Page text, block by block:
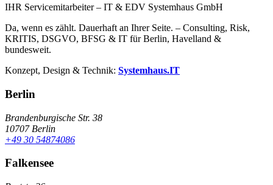
IHR Servicemitarbeiter – IT & EDV Systemhaus GmbH
Da, wenn es zählt. Dauerhaft an Ihrer Seite. – Consulting, Risk,
KRITIS, DSGVO, BFSG & IT für Berlin, Havelland &
bundesweit.
Konzept, Design & Technik: Systemhaus.IT
Berlin
Brandenburgische Str. 38
10707 Berlin
+49 30 54874086
Falkensee